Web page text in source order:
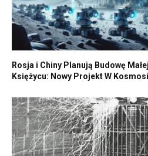
Rosja i Chiny Planują Budowę
Księżycu: Nowy Projekt W